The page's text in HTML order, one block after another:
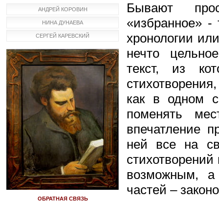
АНДРЕЙ КОРОВИН
НИНА ДУНАЕВА
СЕРГЕЙ КАРЕВСКИЙ
ОБРАТНАЯ СВЯЗЬ
Бывают
«избранное»
хронологии
нечто
текст, из
как в одном
поменять
впечатление
ней все на
возможным, а
частей –